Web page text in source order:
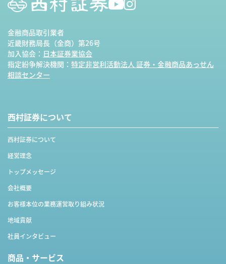
金融商品取引業者
近畿財務局長（金商）第26号
加入協会： 日本証券業協会
指定紛争解決機関： 特定非営利活動法人 証券・金融商品あっせん
相談センター
西村証券について
西村証券について
経営理念
トップメッセージ
会社概要
お客様本位の業務運営取り組み状況
地域貢献
社員インタビュー
商品・サービス